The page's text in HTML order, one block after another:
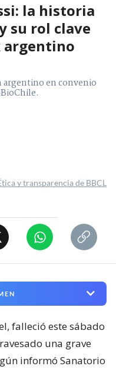
la historia
su rol clave
argentino
en convenio
y transparencia de BBCL
falleció este sábado
una grave
informó Sanatorio